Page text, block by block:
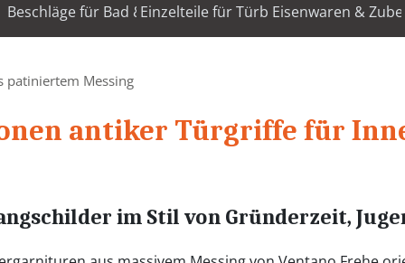
Beschläge für Bad & WCEinzelteile für Türbeschläge
Eisenwaren &
patiniertem Messing
antiker Türgriffe für
im Stil von Gründerzeit,